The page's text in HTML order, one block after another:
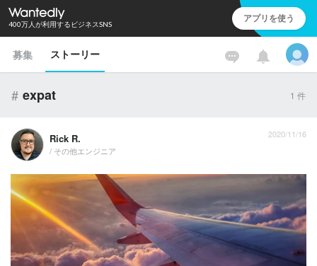
400万人が利用するビジネスSNS アプリを使う
募集 ストーリー
# expat 1 件
Rick R.
/ その他エンジニア
2020/11/16